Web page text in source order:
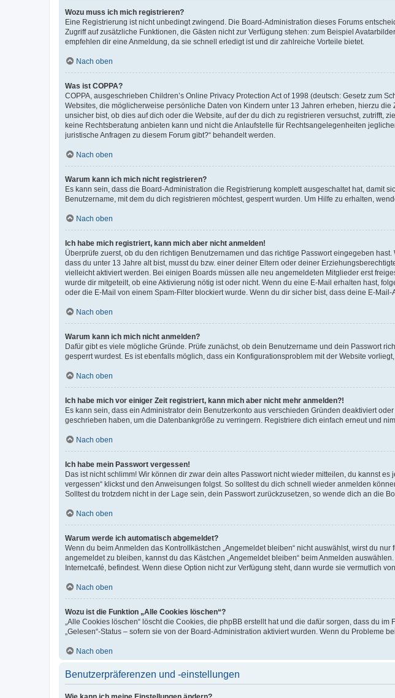
Wozu muss ich mich registrieren?
Eine Registrierung ist nicht unbedingt zwingend. Die Board-Administration dieses Forums
Zugriff auf zusätzliche Funktionen, die Gästen nicht zur Verfügung stehen: zum Beispiel
empfehlen dir eine Anmeldung, da sie schnell erledigt ist und dir zahlreiche Vorteile bietet.
Nach oben
Was ist COPPA?
COPPA, ausgeschrieben Children’s Online Privacy Protection Act of 1998 (deutsch: Gesetz zum
Websites, die möglicherweise persönliche Daten von Kindern unter 13 Jahren erheben, hierzu
unsicher bist, ob dies auf dich oder die Website, auf der du dich zu registrieren versuchst, zutrifft,
keine Rechtsberatung anbieten kann und nicht die Anlaufstelle für Rechtsangelegenheiten
juristische Anfragen zu diesem Forum gibt?“ behandelt werden.
Nach oben
Warum kann ich mich nicht registrieren?
Es kann sein, dass die Board-Administration die Registrierung komplett ausgeschaltet hat, damit
Benutzername, mit dem du dich registrieren möchtest, gesperrt wurden. Um Hilfe zu erhalten,
Nach oben
Ich habe mich registriert, kann mich aber nicht anmelden!
Überprüfe zuerst, ob du den richtigen Benutzernamen und das richtige Passwort eingegeben
dass du unter 13 Jahre alt bist, musst du bzw. einer deiner Eltern oder deiner
vielleicht aktiviert werden. Bei einigen Boards müssen alle neu angemeldeten Mitglieder erst
wurde dir mitgeteilt, ob eine Aktivierung nötig ist oder nicht. Wenn du eine E-Mail erhalten hast,
oder die E-Mail von einem Spam-Filter blockiert wurde. Wenn du dir sicher bist, dass deine E-
Nach oben
Warum kann ich mich nicht anmelden?
Dafür gibt es viele mögliche Gründe. Prüfe zunächst, ob dein Benutzername und dein Passwort
gesperrt wurdest. Es ist ebenfalls möglich, dass ein Konfigurationsproblem mit der Website
Nach oben
Ich habe mich vor einiger Zeit registriert, kann mich aber nicht mehr anmelden?!
Es kann sein, dass ein Administrator dein Benutzerkonto aus verschieden Gründen deaktiviert
geschrieben haben, um die Datenbankgröße zu verringern. Registriere dich einfach erneut und
Nach oben
Ich habe mein Passwort vergessen!
Das ist nicht schlimm! Wir können dir zwar dein altes Passwort nicht wieder mitteilen, du kannst
vergessen“ klickst und den Anweisungen folgst. So solltest du dich schnell wieder anmelden
Solltest du trotzdem nicht in der Lage sein, dein Passwort zurückzusetzen, so wende dich an die
Nach oben
Warum werde ich automatisch abgemeldet?
Wenn du beim Anmelden das Kontrollkästchen „Angemeldet bleiben“ nicht auswählst, wirst du
angemeldet zu bleiben, kannst du das Kästchen „Angemeldet bleiben“ beim Anmelden
Internetcafé, befindest. Wenn diese Option nicht zur Verfügung steht, dann wurde sie vermutlich
Nach oben
Wozu ist die Funktion „Alle Cookies löschen“?
„Alle Cookies löschen“ löscht die Cookies, die phpBB erstellt hat und die dafür sorgen, dass du
„Gelesen“-Status – sofern sie von der Board-Administration aktiviert wurden. Wenn du Probleme
Nach oben
Benutzerpräferenzen und -einstellungen